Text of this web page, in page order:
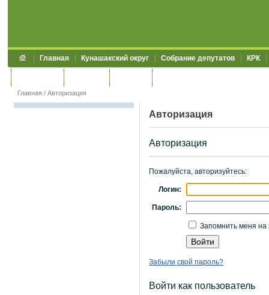
Главная Кунашакский округ Собрание депутатов КРК
Главная / Авторизация
Авторизация
Авторизация
Пожалуйста, авторизуйтесь:
Логин:
Пароль:
Запомнить меня на
Забыли свой пароль?
Войти как пользователь